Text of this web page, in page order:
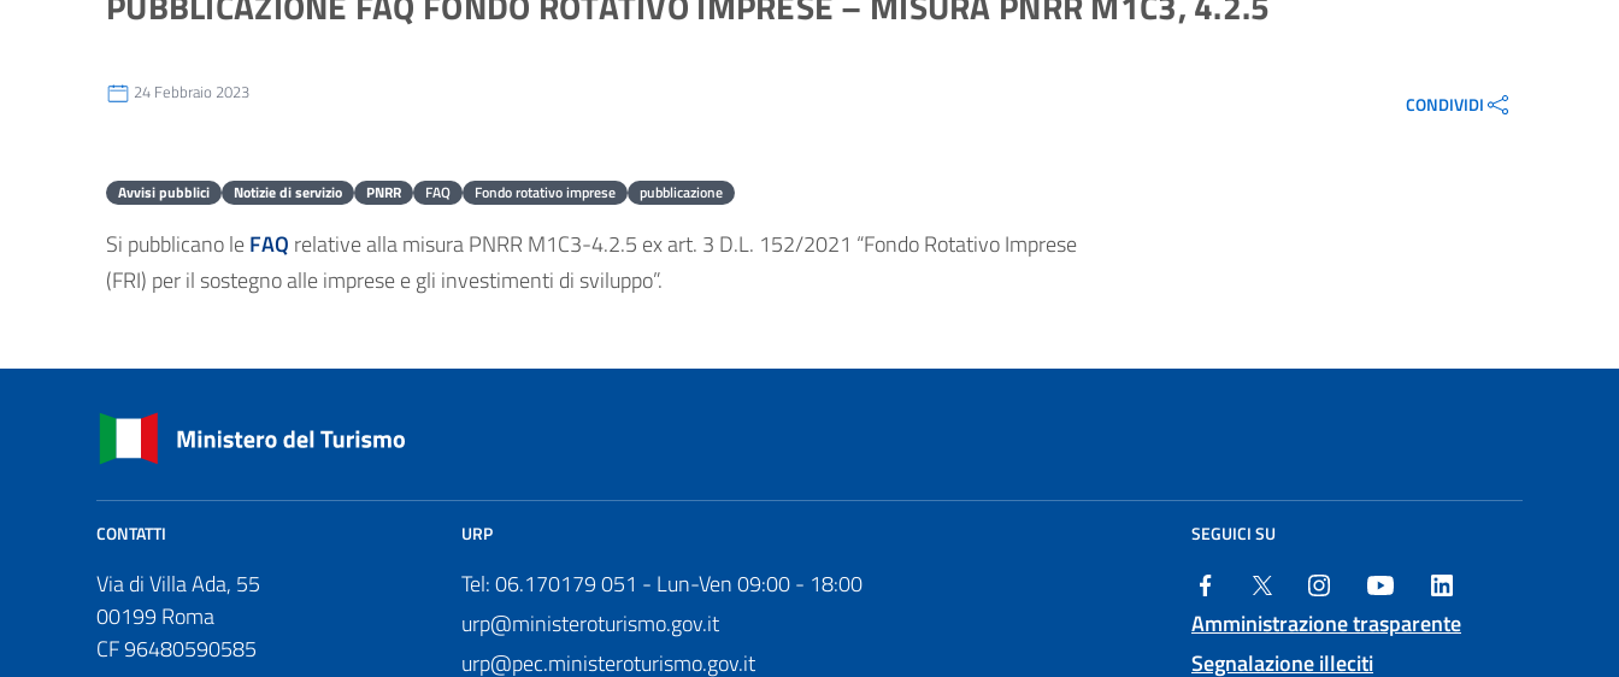
24 Febbraio 2023
CONDIVIDI
Avvisi pubblici Notizie di servizio PNRR FAQ Fondo rotativo imprese pubblicazione
Si pubblicano leFAQ relative alla misura PNRR M1C3-4.2.5 ex art. 3 D.L. 152/2021 “Fondo Rotativo Imprese
(FRI) per il sostegno alle imprese e gli investimenti di sviluppo”.
CONTATTI
Via di Villa Ada, 55
00199 Roma
CF 96480590585
URP
Tel: 06.170179 051 - Lun-Ven 09:00 - 18:00
urp@ministeroturismo.gov.it
urp@pec.ministeroturismo.gov.it
SEGUICI SU
Amministrazione trasparente
Segnalazione illeciti